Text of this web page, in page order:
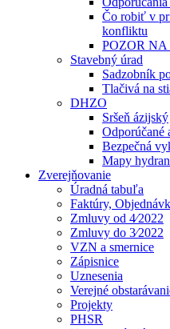
Čo robiť v
konfliktu
POZOR
Stavebný úrad
Sadzobník
Tlačivá na
DHZO
Sršeň ázijský
Odporúčané
Bezpečná
Mapy
Zverejňovanie
Úradná tabuľa
Faktúry,
Zmluvy od 4⁄2022
Zmluvy do 3⁄2022
VZN a smernice
Zápisnice
Uznesenia
Verejné
Projekty
PHSR